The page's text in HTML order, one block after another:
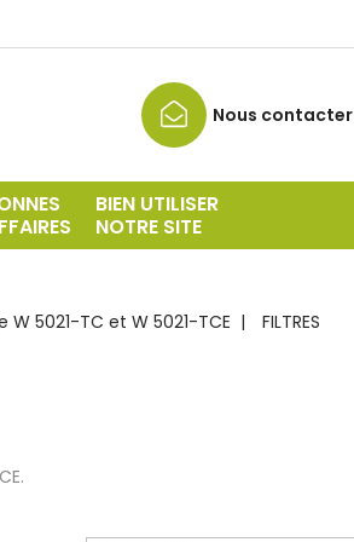
Nous contacter
BIEN UTILISER
NOTRE SITE
5021-TC et W 5021-TCE FILTRES